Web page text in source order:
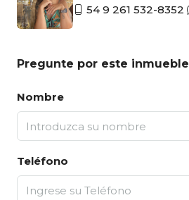
54 9 261 532-8352
Pregunte por este inmueble
Nombre
Teléfono